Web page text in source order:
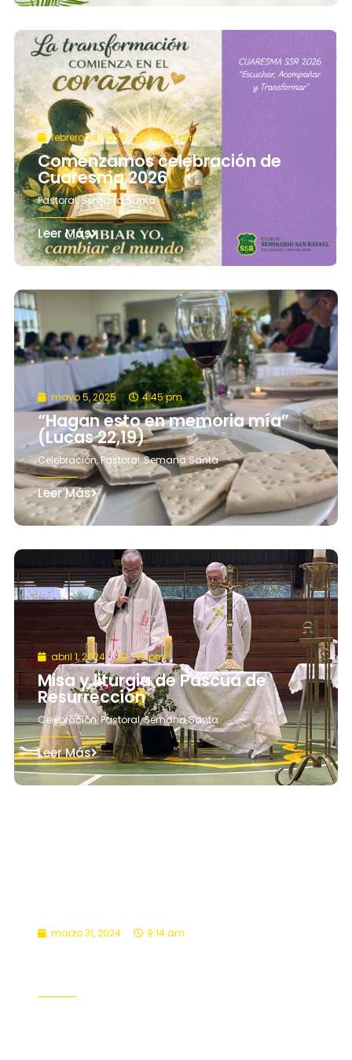
febrero 24, 2026 10:40 am
Comenzamos celebración de
Cuaresma 2026
Pastoral,Semana Santa
Leer Más
mayo 5, 2025 4:45 pm
“Hagan esto en memoria mía”
(Lucas 22,19)
Celebración,Pastoral,Semana Santa
Leer Más
abril 1, 2024 1:15 pm
Misa y liturgia de Pascua de
Resurrección
Celebración,Pastoral,Semana Santa
Leer Más
marzo 31, 2024 9:14 am